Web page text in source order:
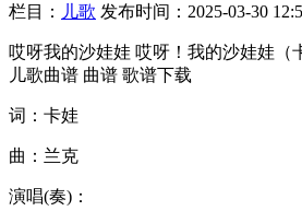
栏目： 儿歌 发布时间：2025-03-30
哎呀我的沙娃娃 哎呀！我的沙娃娃（
儿歌曲谱 曲谱 歌谱下载
词：卡娃
曲：兰克
演唱(奏)：